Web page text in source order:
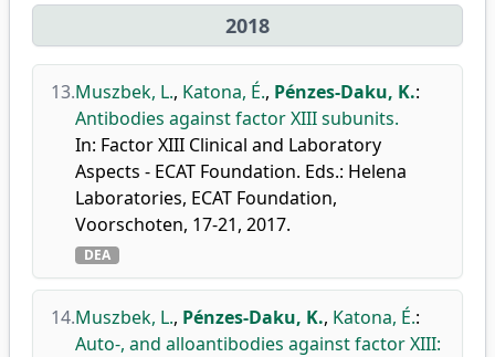
2018
13.Muszbek, L., Katona, É., Pénzes-Daku, K.:
Antibodies against factor XIII subunits.
In: Factor XIII Clinical and Laboratory
Aspects - ECAT Foundation. Eds.: Helena
Laboratories, ECAT Foundation,
Voorschoten, 17-21, 2017.
DEA
14.Muszbek, L., Pénzes-Daku, K., Katona, É.:
Auto-, and alloantibodies against factor XIII: